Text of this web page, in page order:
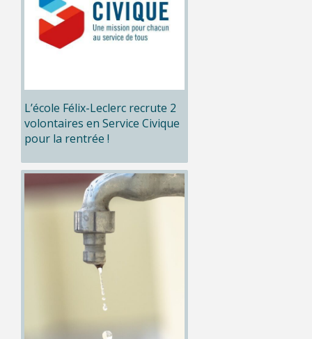
L’école Félix-Leclerc recrute 2
volontaires en Service Civique
pour la rentrée !